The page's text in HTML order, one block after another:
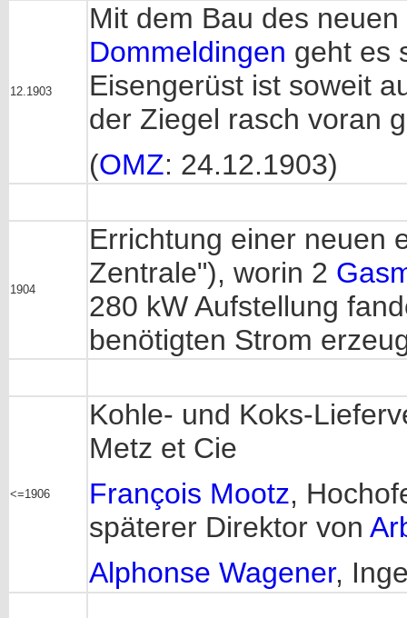
12.1903
Mit dem Bau des
Dommeldingen geht es
Eisengerüst ist soweit
der Ziegel rasch voran
(OMZ: 24.12.1903)
1904
Errichtung einer neuen
Zentrale"), worin 2
280 kW Aufstellung
benötigten Strom
<=1906
Kohle- und Koks-
Metz et Cie
François Mootz,
späterer Direktor von
Alphonse Wagener,